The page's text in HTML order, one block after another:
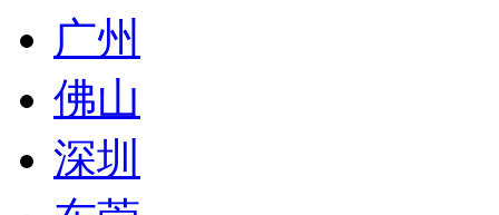
广州
佛山
深圳